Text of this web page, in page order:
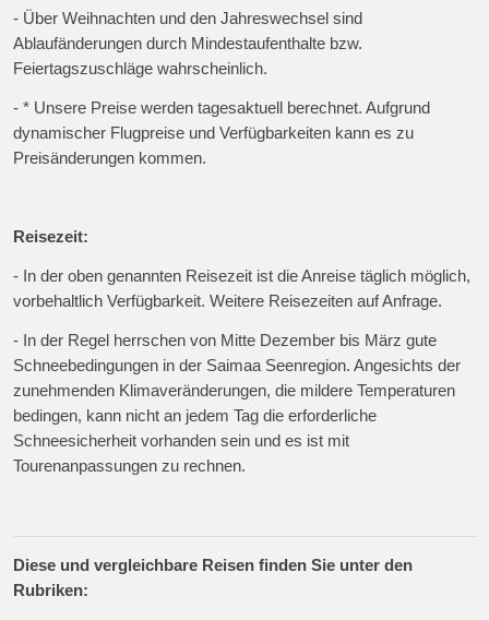
- Über Weihnachten und den Jahreswechsel sind
Ablaufänderungen durch Mindestaufenthalte bzw.
Feiertagszuschläge wahrscheinlich.
- * Unsere Preise werden tagesaktuell berechnet. Aufgrund
dynamischer Flugpreise und Verfügbarkeiten kann es zu
Preisänderungen kommen.
Reisezeit:
- In der oben genannten Reisezeit ist die Anreise täglich möglich,
vorbehaltlich Verfügbarkeit. Weitere Reisezeiten auf Anfrage.
- In der Regel herrschen von Mitte Dezember bis März gute
Schneebedingungen in der Saimaa Seenregion. Angesichts der
zunehmenden Klimaveränderungen, die mildere Temperaturen
bedingen, kann nicht an jedem Tag die erforderliche
Schneesicherheit vorhanden sein und es ist mit
Tourenanpassungen zu rechnen.
Diese und vergleichbare Reisen finden Sie unter den
Rubriken: